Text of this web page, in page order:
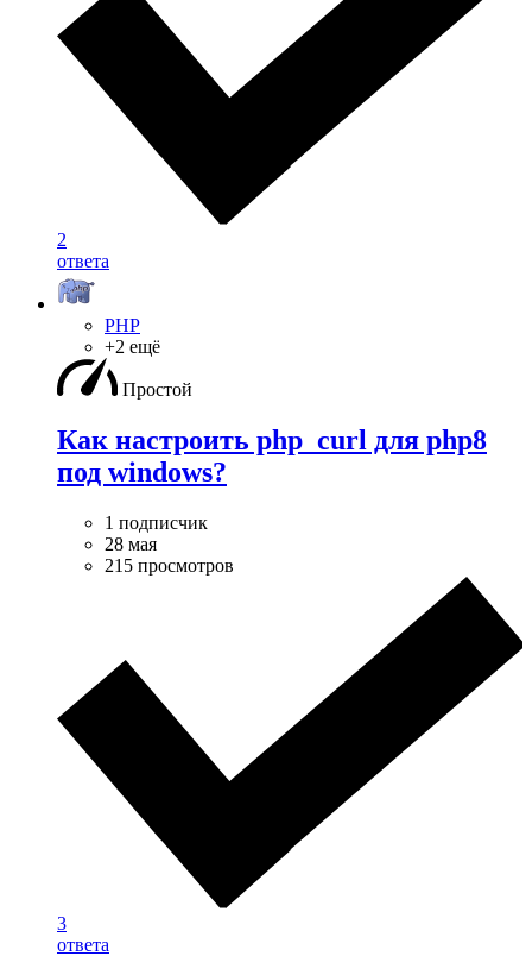
2
ответа
PHP
+2 ещё
Простой
Как настроить php_curl для php8
под windows?
1 подписчик
28 мая
215 просмотров
3
ответа